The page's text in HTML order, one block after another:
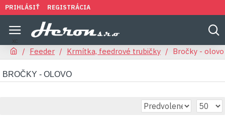
PRIHLÁSIŤ REGISTRÁCIA
Feeder Krmítka, feedrové trubičky Bročky - olovo
BROČKY - OLOVO